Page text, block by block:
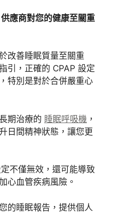
應商對您的健康至關重
改善睡眠質量至關重
引，正確的 CPAP 設定
特別是對於合併嚴重心
期治療的 睡眠呼吸機 ，
日間精神狀態，讓您更
不僅無效，還可能導致
心血管疾病風險。
的睡眠報告，提供個人